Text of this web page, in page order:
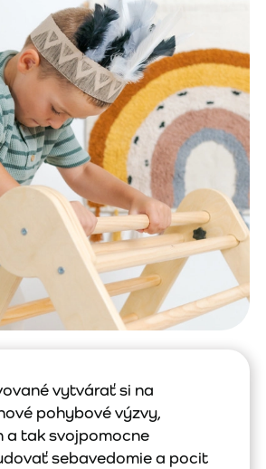
vytvárať si na
pohybové výzvy,
a tak svojpomocne
sebavedomie a pocit